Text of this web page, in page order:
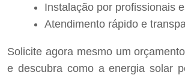
Instalação por profissionais
Atendimento rápido e
Solicite agora mesmo um
e descubra como a energia solar